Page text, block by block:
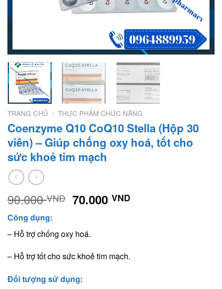
TRANG CHỦ / THỰC PHẨM CHỨC NĂNG
Coenzyme Q10 CoQ10 Stella (Hộp 30
viên) – Giúp chống oxy hoá, tốt cho
sức khoẻ tim mạch
90.000VND Giá
90.000 VND.
70.000VNDGiá
Công dụng:
– Hỗ trợ chống oxy hoá.
– Hỗ trợ tốt cho sức khoẻ tim mạch.
Đối tượng sử dụng: